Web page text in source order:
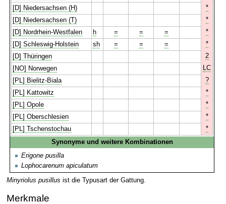
[D] Niedersachsen (H)
*
[D] Niedersachsen (T)
*
[D] Nordrhein-Westfalen
h = = =
*
[D] Schleswig-Holstein
sh = = =
*
[D] Thüringen
2
[NO] Norwegen
LC
[PL] Bielitz-Biala
?
[PL] Kattowitz
*
[PL] Opole
*
[PL] Oberschlesien
*
[PL] Tschenstochau
*
Synonyme und weitere Kombinationen
Erigone pusilla
Lophocarenum apiculatum
Minyriolus pusillus ist die Typusart der Gattung.
Merkmale